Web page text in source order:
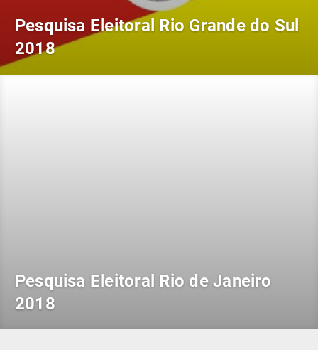
Pesquisa Eleitoral Rio Grande do Sul
2018
Pesquisa Eleitoral Rio de Janeiro
2018